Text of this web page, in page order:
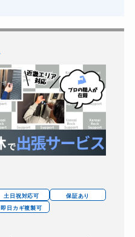
土日祝対応可
保証あり
即日カギ複製可